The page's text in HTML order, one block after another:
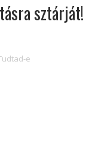
sztárját!
e